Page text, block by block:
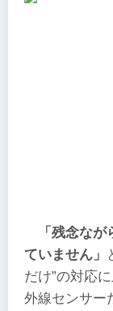
「残念な
ていません」
だけ”の対応
外線センサー